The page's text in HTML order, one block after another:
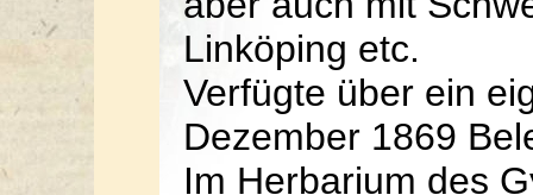
Linköping etc.
Verfügte über ein
Dezember 1869
Im Herbarium des